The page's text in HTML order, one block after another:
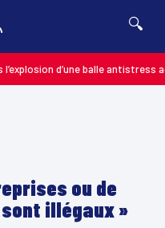
🔍
d’une balle antistress
ou de
illégaux »